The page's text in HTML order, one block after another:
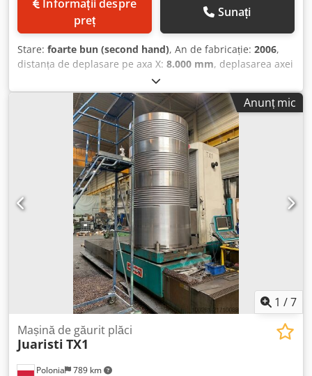
preț
Sunați
Stare: foarte bun (second hand), An de fabricație: 2006,
distanța de deplasare pe axa X: 8.000 mm, deplasarea axei
1.000 mm
fabricație 2006 • Axă X: 8.000 mm • Axă Y: 4.000 mm • Axă Z
(RAM): 1.000 mm • Cursă axă W: 800 mm • Masă fixă / plăci
de bază: 8.000 x 4.000 mm • Capacitate de încărcare a
mesei: 80.000 kg • Diametru ax principal: 180 mm • Putere
ax principal: 41 kW • Cuplu ax principal: 2.024 Nm • Control
CNC Heidenhain iTNC 530 • Prindere sculă SK 50 •
Schimbător automat de scule cu 30 de poziții • Schimbător
automat de capete (AAC) • Cap de prelucrare pivotant • Cap
de alezare D’Andrea • Răcire interioară şi exterioară •
Motoare de avans Siemens • Sistem de măsurare absolut
Heidenhain • Fixare automată a accesoriilor RAM • Sistem
de compensare RAM hidraulic-electronic • Platformă de
operare independentă, cu deplasare verticală •
Transportor de șpan • Cabină de protecție integrală /
carcasă completă • Documentație originală completă
disponibilă Cedpey Udu Iefx Ag Toha
Anunț mic
1 /7
Polonia 789 km
Mașină de găurit plăci
Juaristi TX1